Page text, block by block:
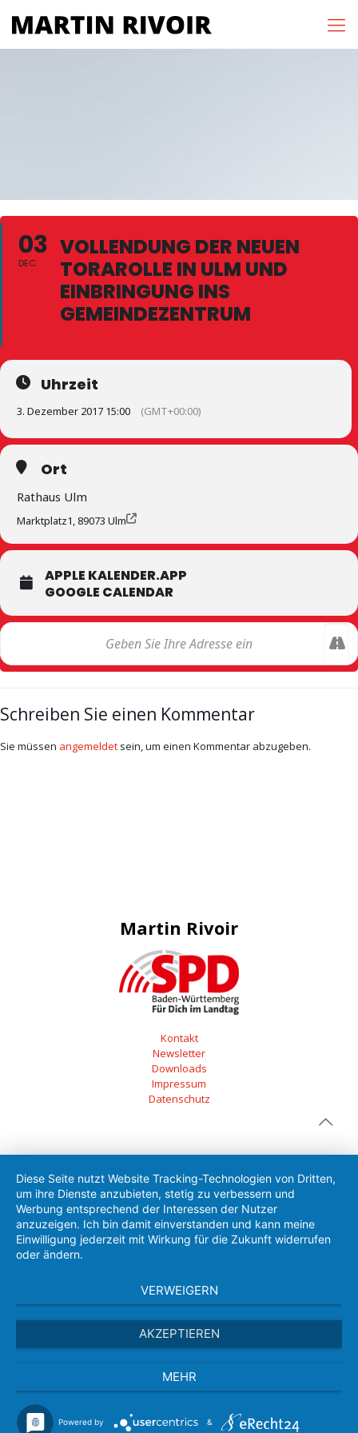
03
DEC
VOLLENDUNG DER NEUEN
TORAROLLE IN ULM UND
EINBRINGUNG INS
GEMEINDEZENTRUM
Uhrzeit
3. Dezember 2017 15:00 (GMT+00:00)
Ort
Rathaus Ulm
Marktplatz1, 89073 Ulm
APPLE KALENDER.APP
GOOGLE CALENDAR
Schreiben Sie einen Kommentar
Sie müssen angemeldet sein, um einen Kommentar abzugeben.
Martin Rivoir
Kontakt
Newsletter
Downloads
Impressum
Datenschutz
Diese Seite nutzt Website Tracking-Technologien von Dritten,
um ihre Dienste anzubieten, stetig zu verbessern und
Werbung entsprechend der Interessen der Nutzer
anzuzeigen. Ich bin damit einverstanden und kann meine
Einwilligung jederzeit mit Wirkung für die Zukunft widerrufen
oder ändern.
VERWEIGERN
AKZEPTIEREN
MEHR
Powered by &